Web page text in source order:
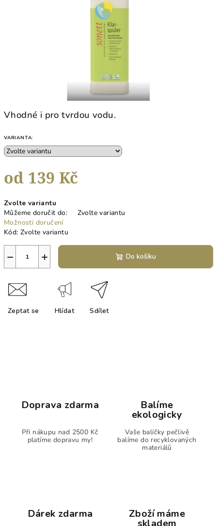
Vhodné i pro tvrdou vodu.
VARIANTA:
od 139 Kč
cena:
Zvolte variantu
Můžeme doručit do:
Zvolte variantu
Možnosti doručení
Kód: Zvolte variantu
+
− Do košíku
Zeptat se Hlídat Sdílet
Doprava zdarma
Při nákupu nad 2500 Kč
platíme dopravu my!
Balíme
ekologicky
Vaše balíčky pečlivě
balíme do recyklovaných
materiálů
Dárek zdarma Zboží máme
skladem